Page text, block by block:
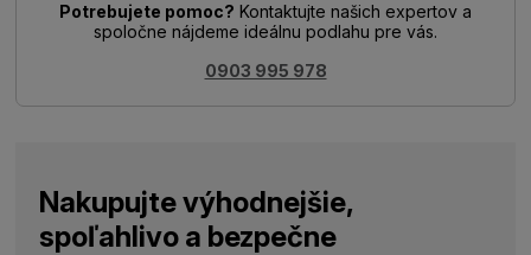
Potrebujete pomoc? Kontaktujte našich expertov a
spoločne nájdeme ideálnu podlahu pre vás.
0903 995 978
Nakupujte výhodnejšie,
spoľahlivo a bezpečne